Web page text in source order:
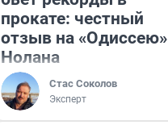
прокате: честный
отзыв на «Одиссею»
Нолана
Стас Соколов
Эксперт